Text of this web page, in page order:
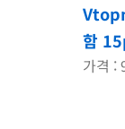
함
가격 :